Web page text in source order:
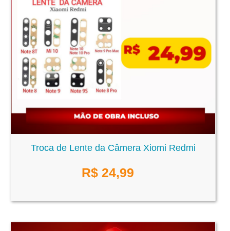
Troca de Lente da Câmera Xiomi Redmi
R$ 24,99